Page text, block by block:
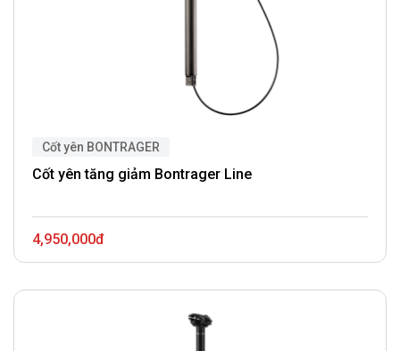
Cốt yên BONTRAGER
Cốt yên tăng giảm Bontrager Line
4,950,000đ